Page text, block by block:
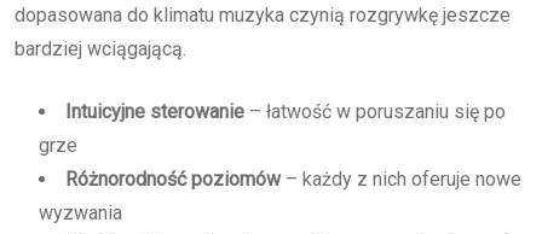
dopasowana do klimatu muzyka czynią rozgrywkę jeszcze
bardziej wciągającą.
Intuicyjne sterowanie – łatwość w poruszaniu się po
grze
Różnorodność poziomów– każdy z nich oferuje nowe
wyzwania